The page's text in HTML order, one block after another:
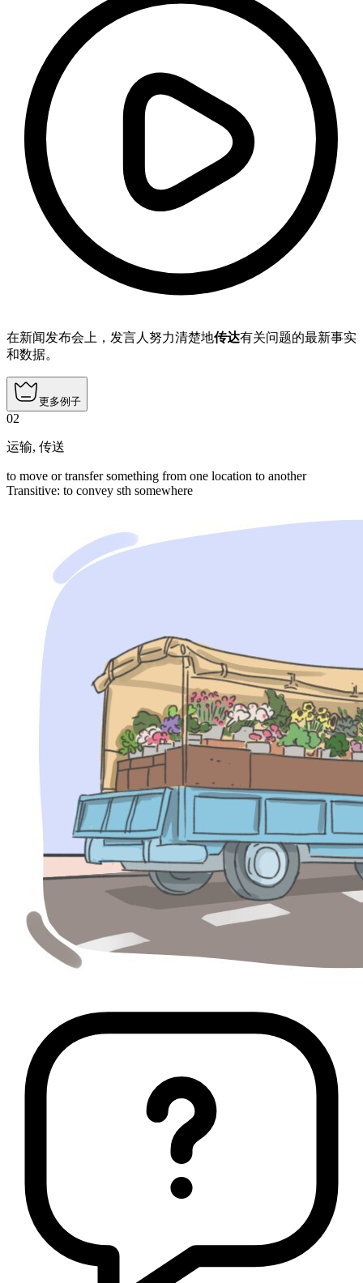
在新闻发布会上，发言人努力清楚地传达有关问题的最新事实
和数据。
更多例子
02
运输, 传送
to move or transfer something from one location to another
Transitive: to convey sth somewhere